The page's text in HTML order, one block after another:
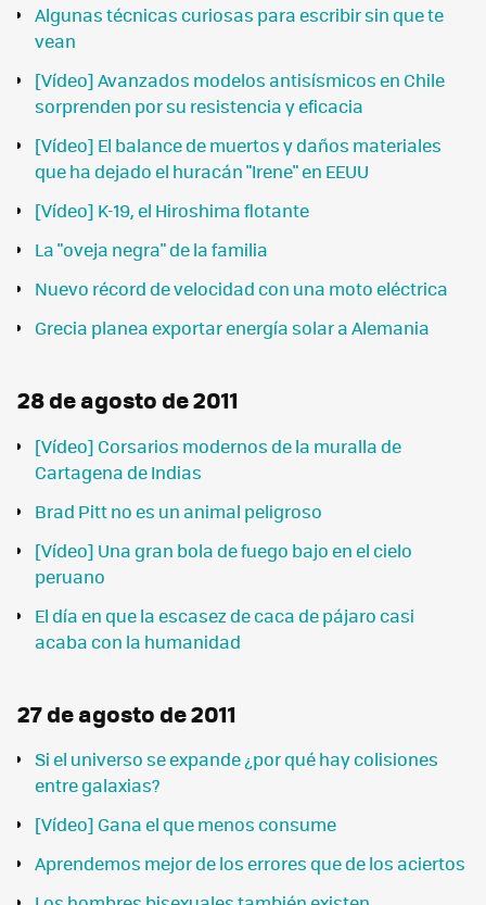
Algunas técnicas curiosas para escribir sin que te
vean
[Vídeo] Avanzados modelos antisísmicos en Chile
sorprenden por su resistencia y eficacia
[Vídeo] El balance de muertos y daños materiales
que ha dejado el huracán "Irene" en EEUU
[Vídeo] K-19, el Hiroshima flotante
La "oveja negra" de la familia
Nuevo récord de velocidad con una moto eléctrica
Grecia planea exportar energía solar a Alemania
28 de agosto de 2011
[Vídeo] Corsarios modernos de la muralla de
Cartagena de Indias
Brad Pitt no es un animal peligroso
[Vídeo] Una gran bola de fuego bajo en el cielo
peruano
El día en que la escasez de caca de pájaro casi
acaba con la humanidad
27 de agosto de 2011
Si el universo se expande ¿por qué hay colisiones
entre galaxias?
[Vídeo] Gana el que menos consume
Aprendemos mejor de los errores que de los aciertos